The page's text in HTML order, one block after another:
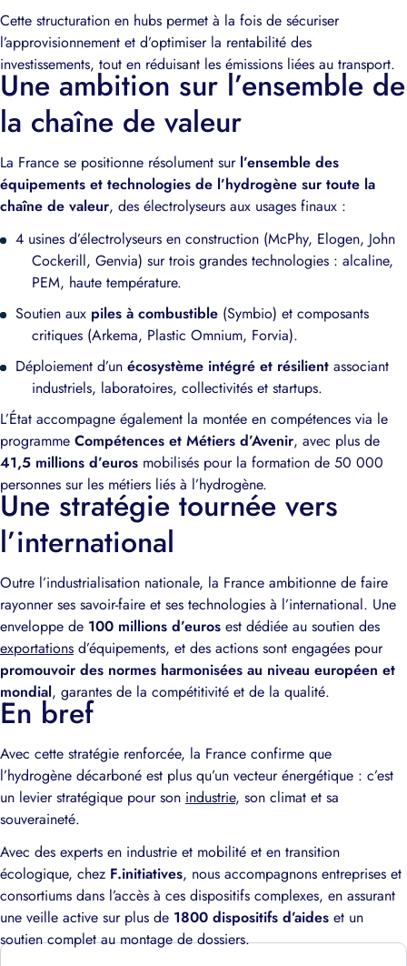
Cette structuration en hubs permet à la fois de sécuriser
l’approvisionnement et d’optimiser la rentabilité des
investissements, tout en réduisant les émissions liées au transport.
Une ambition sur l’ensemble de
la chaîne de valeur
La France se positionne résolument sur l’ensemble des
équipements et technologies de l’hydrogène sur toute la
chaîne de valeur, des électrolyseurs aux usages finaux :
4 usines d’électrolyseurs en construction (McPhy, Elogen, John
Cockerill, Genvia) sur trois grandes technologies : alcaline,
PEM, haute température.
Soutien aux piles à combustible (Symbio) et composants
critiques (Arkema, Plastic Omnium, Forvia).
Déploiement d’un écosystème intégré et résilient associant
industriels, laboratoires, collectivités et startups.
L’État accompagne également la montée en compétences via le
programme Compétences et Métiers d’Avenir, avec plus de
41,5 millions d’euros mobilisés pour la formation de 50 000
personnes sur les métiers liés à l’hydrogène.
Une stratégie tournée vers
l’international
Outre l’industrialisation nationale, la France ambitionne de faire
rayonner ses savoir-faire et ses technologies à l’international. Une
enveloppe de 100 millions d’euros est dédiée au soutien des
exportations d’équipements, et des actions sont engagées pour
promouvoir des normes harmonisées au niveau européen et
mondial, garantes de la compétitivité et de la qualité.
En bref
Avec cette stratégie renforcée, la France confirme que
l’hydrogène décarboné est plus qu’un vecteur énergétique : c’est
un levier stratégique pour son industrie, son climat et sa
souveraineté.
Avec des experts en industrie et mobilité et en transition
écologique, chez F.initiatives, nous accompagnons entreprises et
consortiums dans l’accès à ces dispositifs complexes, en assurant
une veille active sur plus de 1800 dispositifs d’aides et un
soutien complet au montage de dossiers.